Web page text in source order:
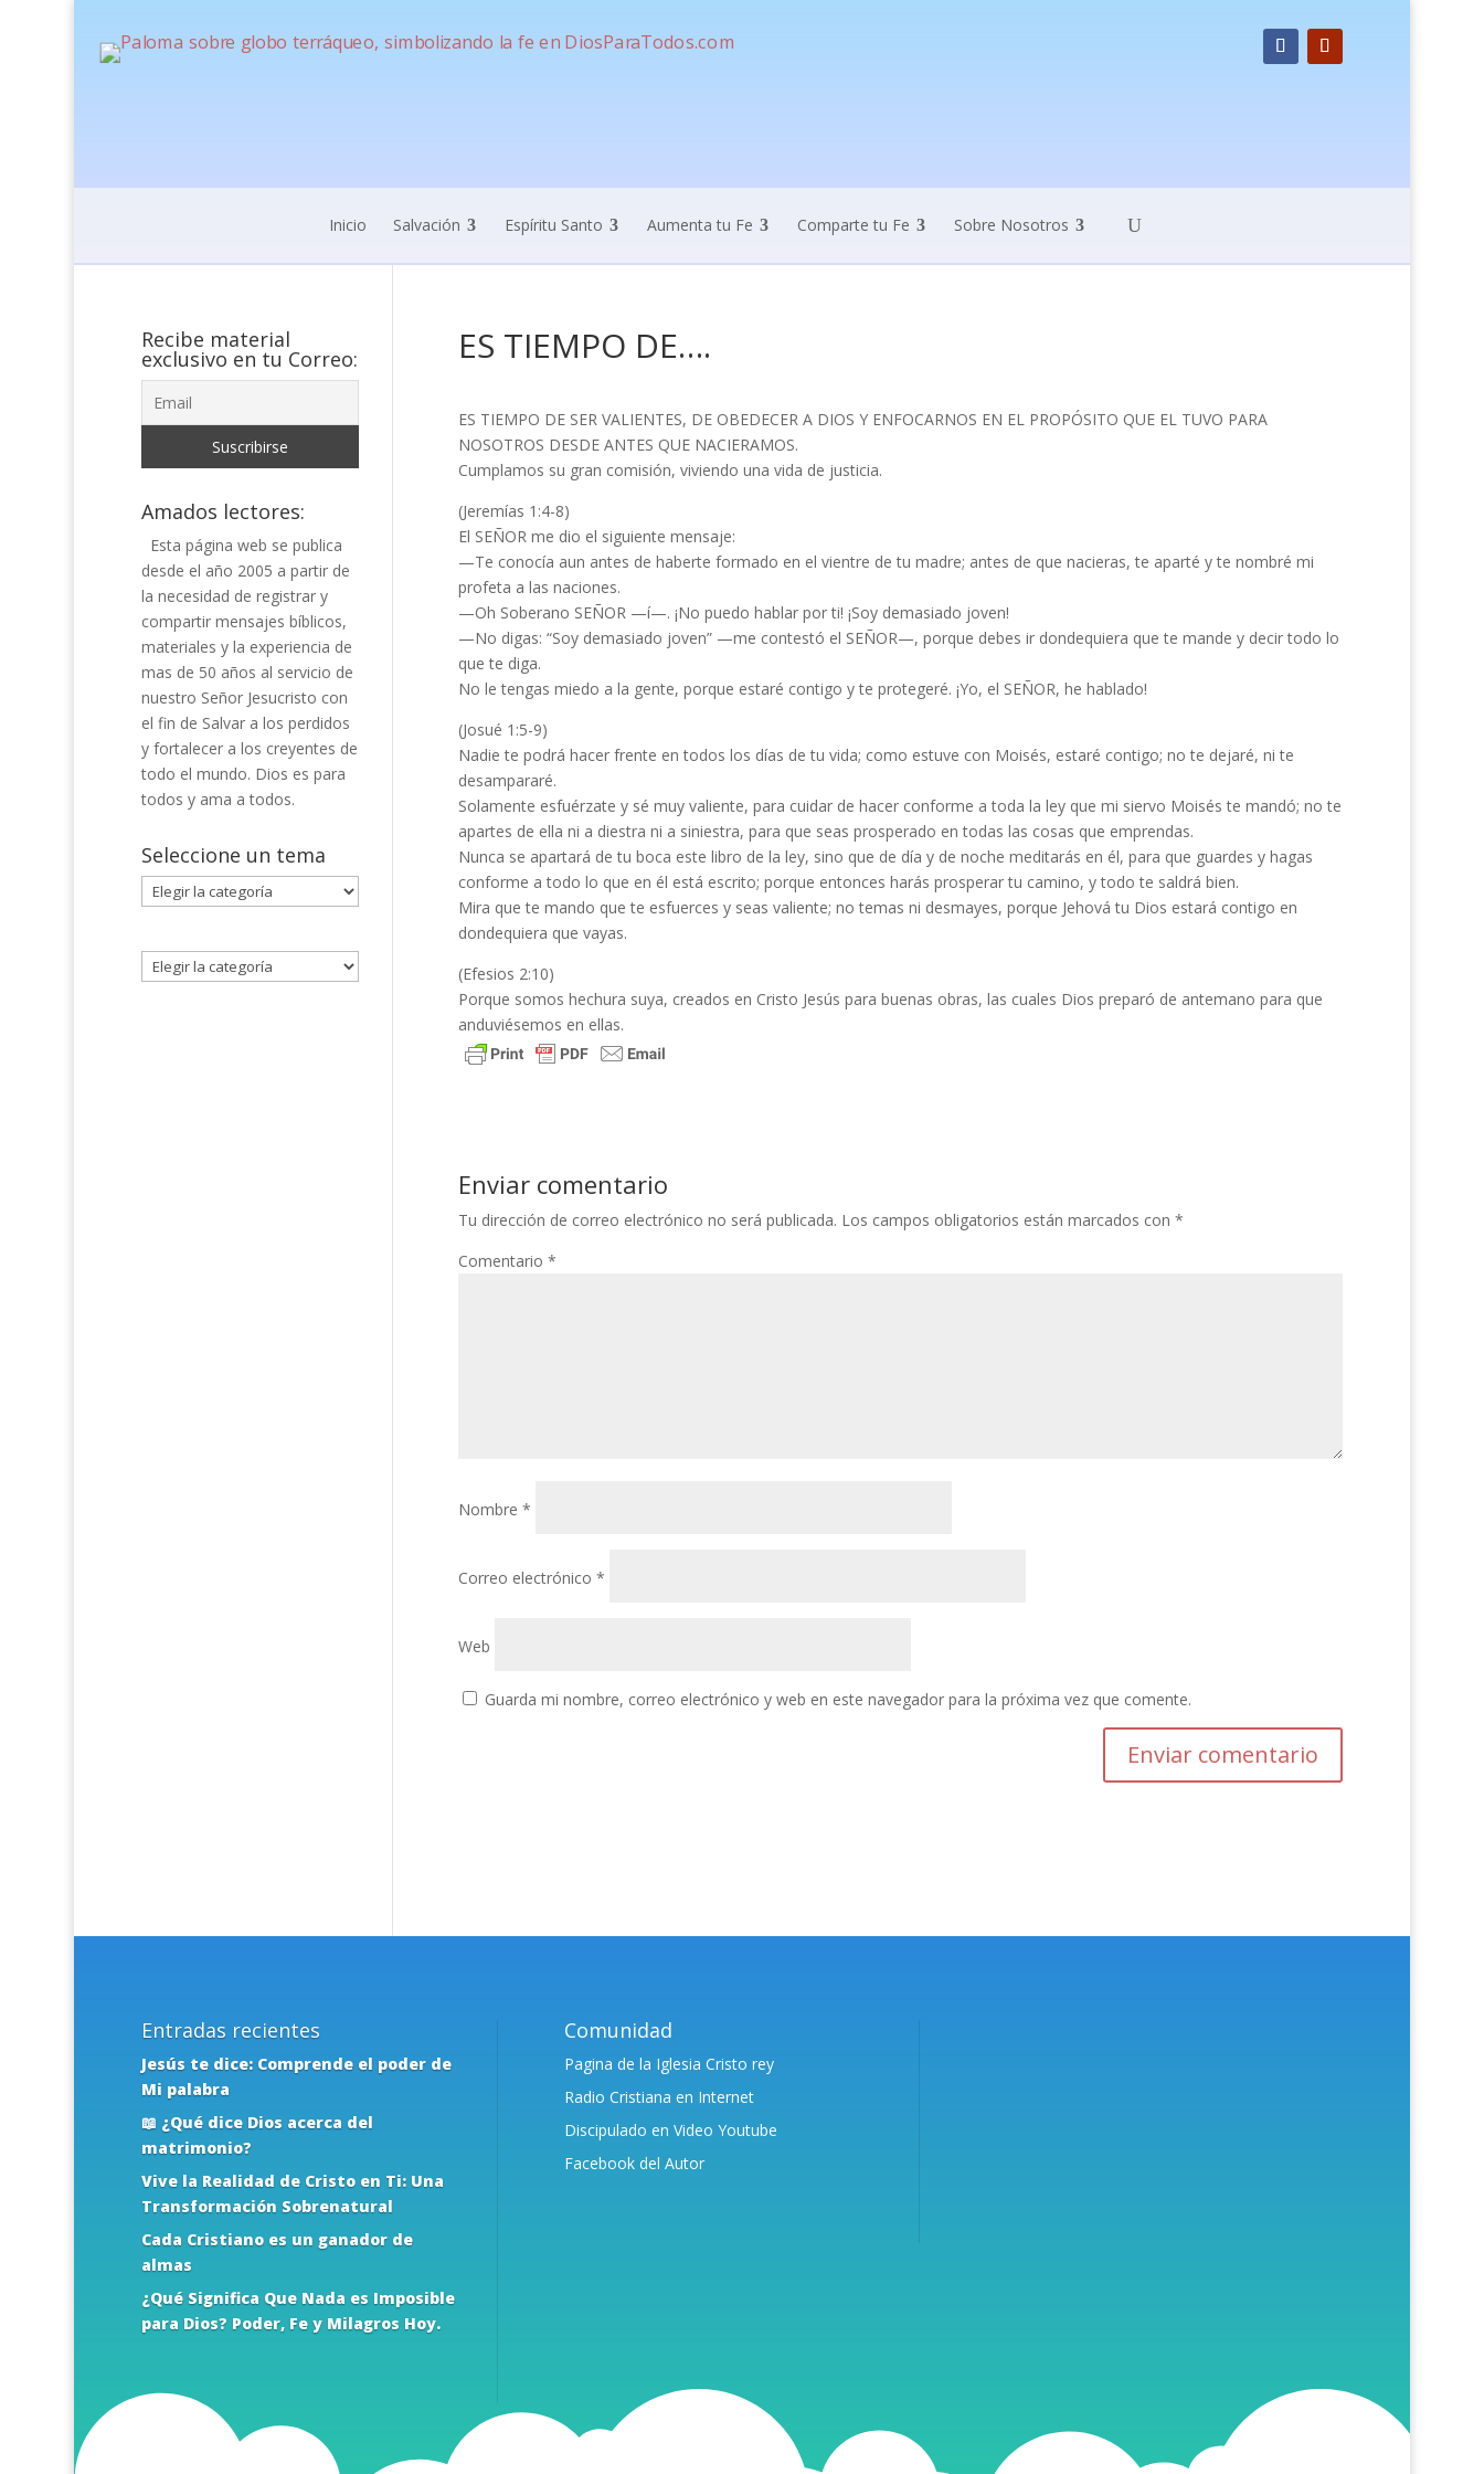
Inicio Salvación Espíritu Santo Aumenta tu Fe Comparte tu Fe Sobre Nosotros
ES TIEMPO DE….
ES TIEMPO DE SER VALIENTES, DE OBEDECER A DIOS Y ENFOCARNOS EN EL PROPÓSITO QUE EL TUVO PARA
NOSOTROS DESDE ANTES QUE NACIERAMOS.
Cumplamos su gran comisión, viviendo una vida de justicia.
(Jeremías 1:4-8)
El SEÑOR me dio el siguiente mensaje:
—Te conocía aun antes de haberte formado en el vientre de tu madre; antes de que nacieras, te aparté y te nombré mi
profeta a las naciones.
—Oh Soberano SEÑOR —í—. ¡No puedo hablar por ti! ¡Soy demasiado joven!
—No digas: “Soy demasiado joven” —me contestó el SEÑOR—, porque debes ir dondequiera que te mande y decir todo lo
que te diga.
No le tengas miedo a la gente, porque estaré contigo y te protegeré. ¡Yo, el SEÑOR, he hablado!
(Josué 1:5-9)
Nadie te podrá hacer frente en todos los días de tu vida; como estuve con Moisés, estaré contigo; no te dejaré, ni te
desampararé.
Solamente esfuérzate y sé muy valiente, para cuidar de hacer conforme a toda la ley que mi siervo Moisés te mandó; no te
apartes de ella ni a diestra ni a siniestra, para que seas prosperado en todas las cosas que emprendas.
Nunca se apartará de tu boca este libro de la ley, sino que de día y de noche meditarás en él, para que guardes y hagas
conforme a todo lo que en él está escrito; porque entonces harás prosperar tu camino, y todo te saldrá bien.
Mira que te mando que te esfuerces y seas valiente; no temas ni desmayes, porque Jehová tu Dios estará contigo en
dondequiera que vayas.
(Efesios 2:10)
Porque somos hechura suya, creados en Cristo Jesús para buenas obras, las cuales Dios preparó de antemano para que
anduviésemos en ellas.
Enviar comentario
Tu dirección de correo electrónico no será publicada. Los campos obligatorios están marcados con *
Comentario *
Nombre *
Correo electrónico *
Web
Guarda mi nombre, correo electrónico y web en este navegador para la próxima vez que comente.
Recibe material
exclusivo en tu Correo:
Amados lectores:
Esta página web se publica
desde el año 2005 a partir de
la necesidad de registrar y
compartir mensajes bíblicos,
materiales y la experiencia de
mas de 50 años al servicio de
nuestro Señor Jesucristo con
el fin de Salvar a los perdidos
y fortalecer a los creyentes de
todo el mundo. Dios es para
todos y ama a todos.
Seleccione un tema
Seleccione
un
Entradas recientes
Jesús te dice: Comprende el poder de
Mi palabra
📖 ¿Qué dice Dios acerca del
matrimonio?
Vive la Realidad de Cristo en Ti: Una
Transformación Sobrenatural
Cada Cristiano es un ganador de
almas
¿Qué Significa Que Nada es Imposible
para Dios? Poder, Fe y Milagros Hoy.
Comunidad
Pagina de la Iglesia Cristo rey
Radio Cristiana en Internet
Discipulado en Video Youtube
Facebook del Autor